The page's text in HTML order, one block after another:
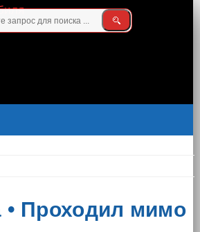
• Проходил мимо